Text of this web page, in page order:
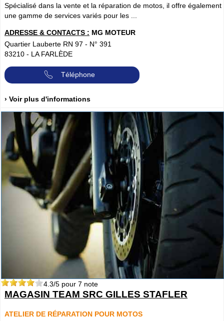
Spécialisé dans la vente et la réparation de motos, il offre également
une gamme de services variés pour les ...
ADRESSE & CONTACTS : MG MOTEUR
Quartier Lauberte RN 97 - N° 391
83210 - LA FARLÈDE
Téléphone
› Voir plus d'informations
4.3/5 pour 7 note
MAGASIN TEAM SRC GILLES STAFLER
ATELIER DE RÉPARATION POUR MOTOS